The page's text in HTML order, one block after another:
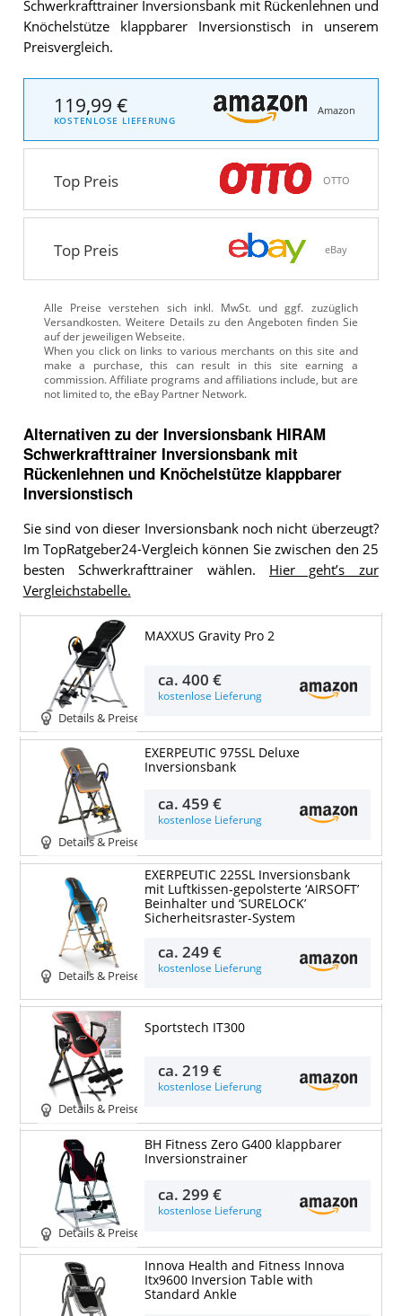
Schwerkrafttrainer Inversionsbank mit Rückenlehnen und
Knöchelstütze klappbarer Inversionstisch in unserem
Preisvergleich.
119,99 €
KOSTENLOSE LIEFERUNG
Amazon
Top Preis OTTO
Top Preis eBay
Alle Preise verstehen sich inkl. MwSt. und ggf. zuzüglich
Versandkosten. Weitere Details zu den Angeboten finden Sie
auf der jeweiligen Webseite.
Alternativen zu der Inversionsbank HIRAM
Schwerkrafttrainer Inversionsbank mit
Rückenlehnen und Knöchelstütze klappbarer
Inversionstisch
Sie sind von dieser Inversionsbank noch nicht überzeugt?
Im TopRatgeber24-Vergleich können Sie zwischen den 25
besten Schwerkrafttrainer wählen. Hier geht’s zur
Vergleichstabelle.
Details & Preise
MAXXUS Gravity Pro 2
ca.400 €
kostenlose Lieferung
Details & Preise
EXERPEUTIC 975SL Deluxe
Inversionsbank
ca.459 €
kostenlose Lieferung
Details & Preise
EXERPEUTIC 225SL Inversionsbank
mit Luftkissen-gepolsterte ‘AIRSOFT’
Beinhalter und ‘SURELOCK’
Sicherheitsraster-System
ca.249 €
kostenlose Lieferung
Details & Preise
Sportstech IT300
ca.219 €
kostenlose Lieferung
Details & Preise
BH Fitness Zero G400 klappbarer
Inversionstrainer
ca.299 €
kostenlose Lieferung
Innova Health and Fitness Innova
Itx9600 Inversion Table with
Standard Ankle